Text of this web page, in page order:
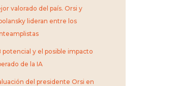
valorado del país. Orsi y
lideran entre los
potencial y el posible impacto
de la IA
del presidente Orsi en